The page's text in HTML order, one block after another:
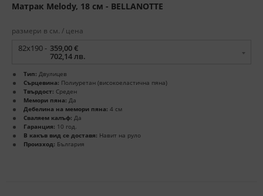
Матрак Melody, 18 см - BELLANOTTE
размери в см. / цена
82x190 - 359,00 €
702,14 лв.
Тип: Двулицев
Сърцевина: Полиуретан (високоеластична пяна)
Твърдост: Среден
Мемори пяна: Да
Дебелина на мемори пяна: 4 см
Сваляем калъф: Да
Гаранция: 10 год.
В какъв вид се доставя: Навит на руло
Произход: България